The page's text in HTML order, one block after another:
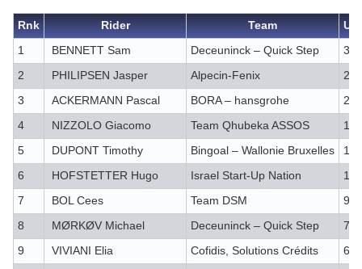
Rnk Rider Team UCI
1 BENNETT Sam Deceuninck – Quick Step 300
2 PHILIPSEN Jasper Alpecin-Fenix 250
3 ACKERMANN Pascal BORA – hansgrohe 215
4 NIZZOLO Giacomo Team Qhubeka ASSOS 175
5 DUPONT Timothy Bingoal – Wallonie Bruxelles 120
6 HOFSTETTER Hugo Israel Start-Up Nation 115
7 BOL Cees Team DSM 95
8 MØRKØV Michael Deceuninck – Quick Step 75
9 VIVIANI Elia Cofidis, Solutions Crédits 60